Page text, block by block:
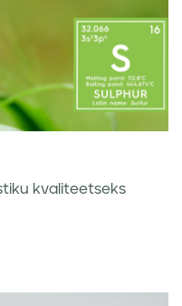
kvaliteetseks